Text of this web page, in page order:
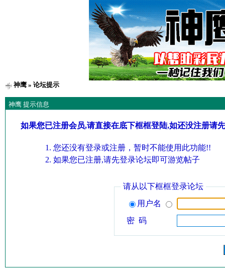
神鹰» 论坛提示
神鹰 提示信息
如果您已注册会员,请直接在底下框框登陆,如还没注册请
您还没有登录或注册，暂时不能使用此功能!!
如果您已注册,请先登录论坛即可游览帖子
请从以下框框登录论坛
用户名
密 码